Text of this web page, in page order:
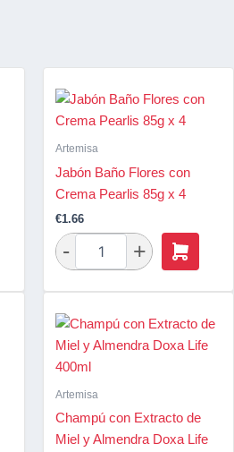
Artemisa
Jabón Baño Flores con
Crema Pearlis 85g x 4
€1.66
Artemisa
Champú con Extracto de
Miel y Almendra Doxa Life